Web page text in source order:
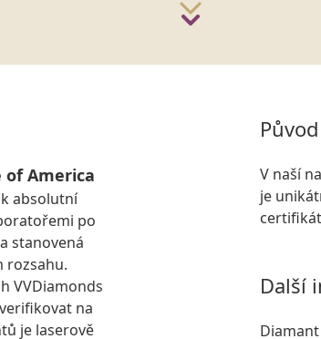
of America
absolutní
po
stanovená
rozsahu.
VVDiamonds
na
je laserově
V naší
je
Další